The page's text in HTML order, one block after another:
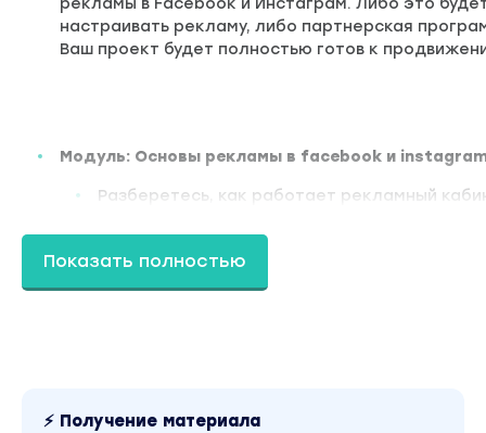
рекламы в Facebook и Инстаграм. Либо это
настраивать рекламу, либо партнерская
Ваш проект будет полностью готов к
Модуль: Основы рекламы в facebook и
Разберетесь, как работает рекламный
Вы узнаете, что можно делать в Facebook, а
Показать полностью
⚡ Получение материала